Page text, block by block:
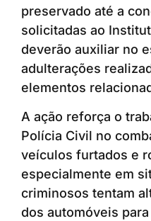
preservado até a
solicitadas ao
deverão auxiliar no
adulterações
elementos
A ação reforça o
Polícia Civil no
veículos furtados e
especialmente em
criminosos tentam
dos automóveis